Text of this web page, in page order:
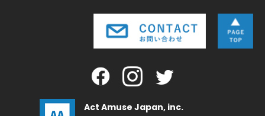
Act Amuse Japan, inc.